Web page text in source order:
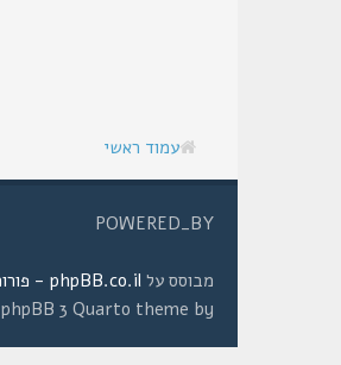
עמוד ראשי
POWERED_BY
מבוסס על phpBB.co.il - פורומים בעברית
phpBB 3 Quarto theme by